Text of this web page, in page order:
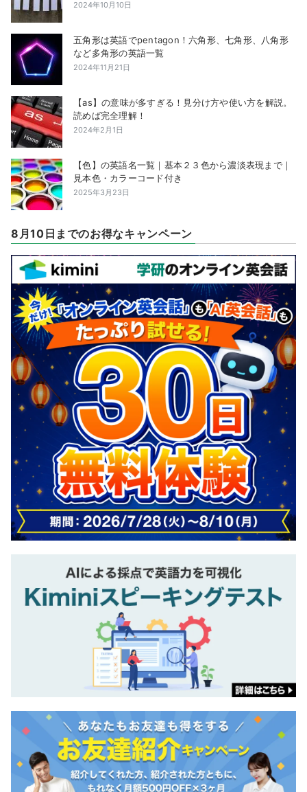
2024年10月10日
五角形は英語でpentagon！六角形、七角形、八角形
など多角形の英語一覧
2024年11月21日
【as】の意味が多すぎる！見分け方や使い方を解説。
読めば完全理解！
2024年2月1日
【色】の英語名一覧｜基本２３色から濃淡表現まで｜
見本色・カラーコード付き
2025年3月23日
8月10日までのお得なキャンペーン